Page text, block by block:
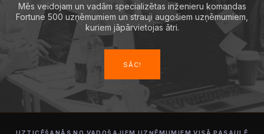
SĀC
Mēs veidojam un vadām specializētas inženieru komandas
Fortune 500 uzņēmumiem un strauji augošiem uzņēmumiem,
kuriem jāpārvietojas ātri.
SĀC!